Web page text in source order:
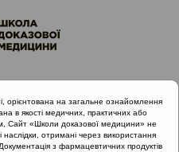
орієнтована на загальне ознайомлення
в якості медичних, практичних або
Сайт «Школи доказової медицини» не
наслідки, отримані через використання
з фармацевтичних продуктів